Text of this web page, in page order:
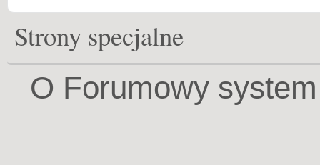
Strony specjalne
O Forumowy